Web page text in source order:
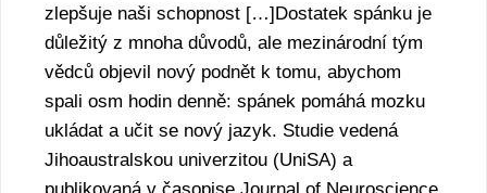
zlepšuje naši schopnost […]Dostatek spánku je
důležitý z mnoha důvodů, ale mezinárodní tým
vědců objevil nový podnět k tomu, abychom
spali osm hodin denně: spánek pomáhá mozku
ukládat a učit se nový jazyk. Studie vedená
Jihoaustralskou univerzitou (UniSA) a